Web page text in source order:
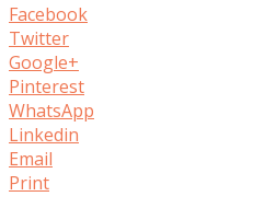
Facebook
Twitter
Google+
Pinterest
WhatsApp
Linkedin
Email
Print